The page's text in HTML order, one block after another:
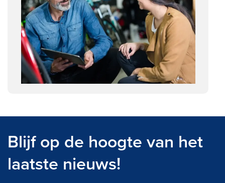
Blijf op de hoogte van het
laatste nieuws!